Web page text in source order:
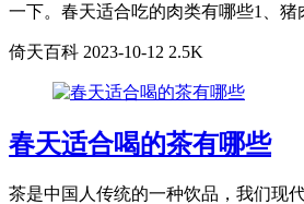
一下。春天适合吃的肉类有哪些1、猪
倚天百科 2023-10-12 2.5K
春天适合喝的茶有哪些
茶是中国人传统的一种饮品，我们现